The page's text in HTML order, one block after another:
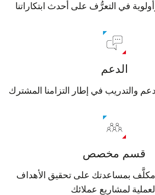
في التعرُّف على أحدث ابتكاراتنا
الدعم
في إطار التزامنا المشترك
قسم مخصص
بمساعدتك على تحقيق الأهداف
لمشاريع عملائك